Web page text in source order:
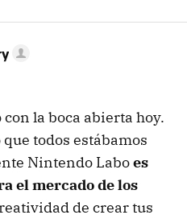
la boca abierta hoy.
todos estábamos
Nintendo Laboes
el mercado de los
de crear tus